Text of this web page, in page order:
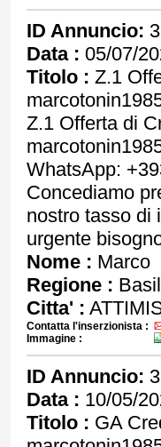
ID Annuncio:
Data : 05/07/
Titolo : Z.1
Z.1 Offerta di
WhatsApp:
Concediamo
nostro tasso di
urgente
Nome : Marco
Regione :
Citta' :
Contatta l'inserzionista :
Immagine :
ID Annuncio:
Data : 10/05/
Titolo : GA